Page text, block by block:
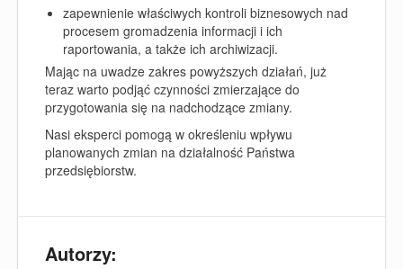
zapewnienie właściwych kontroli biznesowych nad
procesem gromadzenia informacji i ich
raportowania, a także ich archiwizacji.
Mając na uwadze zakres powyższych działań, już
teraz warto podjąć czynności zmierzające do
przygotowania się na nadchodzące zmiany.
Nasi eksperci pomogą w określeniu wpływu
planowanych zmian na działalność Państwa
przedsiębiorstw.
Autorzy: